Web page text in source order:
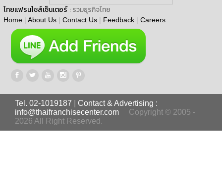
ไทยแฟรนไชส์เซ็นเตอร์ : รวมธุรกิจไทย
Home | About Us | Contact Us | Feedback | Careers
Tel. 02-1019187
Contact & Advertising :
info@thaifranchisecenter.com
Copyright © 2005 -
2026 All Right Reserved.